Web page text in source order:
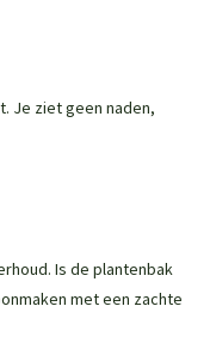
Je ziet geen naden,
Is de plantenbak
met een zachte